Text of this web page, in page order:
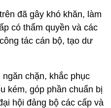
đã gây khó khăn, làm
có thẩm quyền và các
tác cán bộ, tạo dư
chặn, khắc phục
kém, góp phần chuẩn bị
hội đảng bộ các cấp và